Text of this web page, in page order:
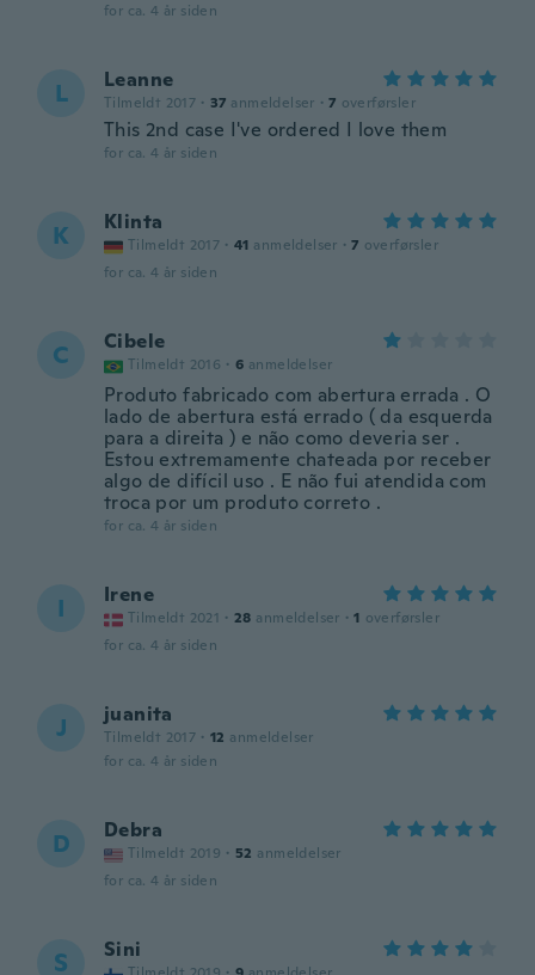
for ca. 4 år siden
L Leanne
Tilmeldt 2017 · 37 anmeldelser · 7 overførsler
This 2nd case I've ordered I love them
for ca. 4 år siden
K Klinta
Tilmeldt 2017 · 41 anmeldelser · 7 overførsler
for ca. 4 år siden
C Cibele
Tilmeldt 2016 · 6 anmeldelser
Produto fabricado com abertura errada . O
lado de abertura está errado ( da esquerda
para a direita ) e não como deveria ser .
Estou extremamente chateada por receber
algo de difícil uso . E não fui atendida com
troca por um produto correto .
for ca. 4 år siden
I Irene
Tilmeldt 2021 · 28 anmeldelser · 1 overførsler
for ca. 4 år siden
J juanita
Tilmeldt 2017 · 12 anmeldelser
for ca. 4 år siden
D Debra
Tilmeldt 2019 · 52 anmeldelser
for ca. 4 år siden
S Sini